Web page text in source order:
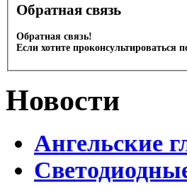
Обратная связь
Обратная связь!
Если хотите
Новости
Ангельские